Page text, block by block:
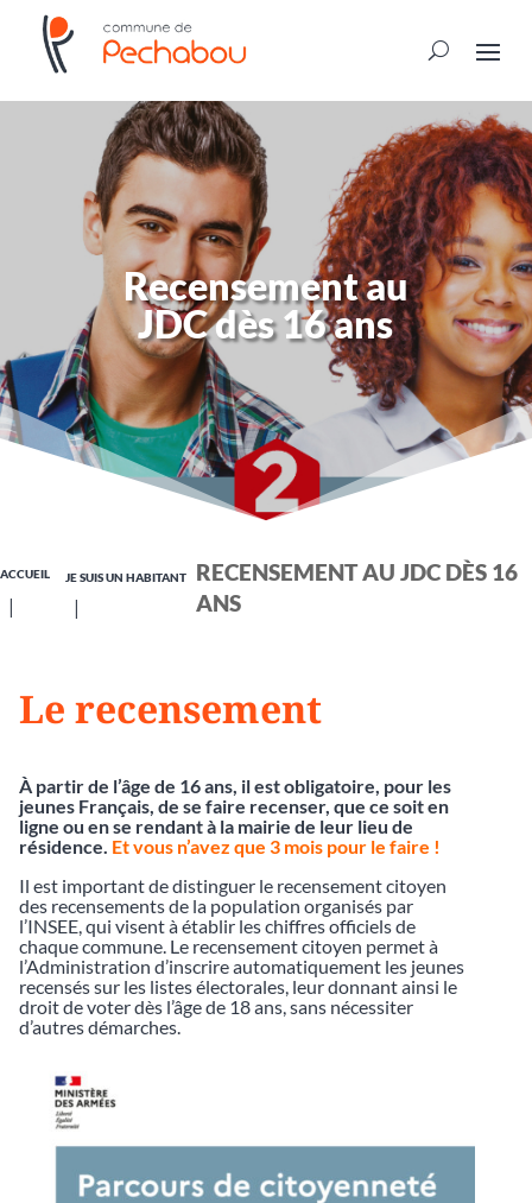
Recensement au
JDC dès 16 ans
ACCUEIL JE SUIS UN HABITANT
RECENSEMENT AU JDC DÈS 16
ANS
Le recensement
À partir de l’âge de 16 ans, il est obligatoire, pour les
jeunes Français, de se faire recenser, que ce soit en
ligne ou en se rendant à la mairie de leur lieu de
résidence. Et vous n’avez que 3 mois pour le faire !
Il est important de distinguer le recensement citoyen
des recensements de la population organisés par
l’INSEE, qui visent à établir les chiffres officiels de
chaque commune. Le recensement citoyen permet à
l’Administration d’inscrire automatiquement les jeunes
recensés sur les listes électorales, leur donnant ainsi le
droit de voter dès l’âge de 18 ans, sans nécessiter
d’autres démarches.